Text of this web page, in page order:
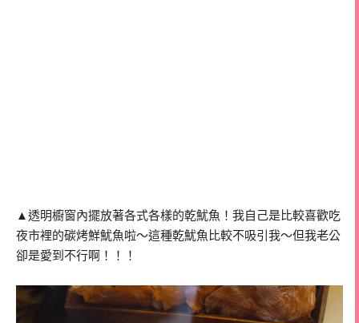
▲透明櫥窗內擺放著各式各樣的乾魷魚！我自己是比較喜歡吃
夜市裡的碳烤鮮魷魚啦～這種乾魷魚比較不吸引我～但我老公
卻是愛到不行啊！！！